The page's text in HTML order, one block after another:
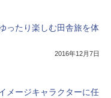
ったり楽しむ田舎旅を体
2016年12月7日
メージキャラクターに任